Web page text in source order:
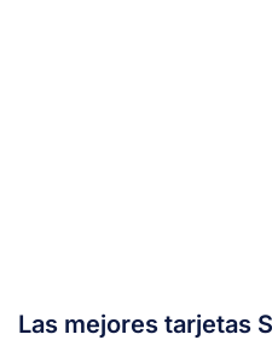
Las mejores tarjetas